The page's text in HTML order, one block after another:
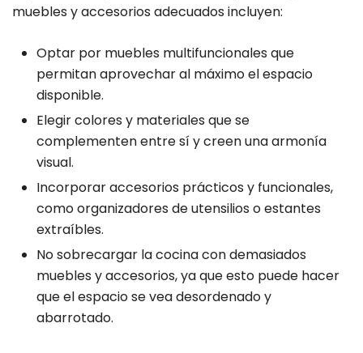
muebles y accesorios adecuados incluyen:
Optar por muebles multifuncionales que
permitan aprovechar al máximo el espacio
disponible.
Elegir colores y materiales que se
complementen entre sí y creen una armonía
visual.
Incorporar accesorios prácticos y funcionales,
como organizadores de utensilios o estantes
extraíbles.
No sobrecargar la cocina con demasiados
muebles y accesorios, ya que esto puede hacer
que el espacio se vea desordenado y
abarrotado.